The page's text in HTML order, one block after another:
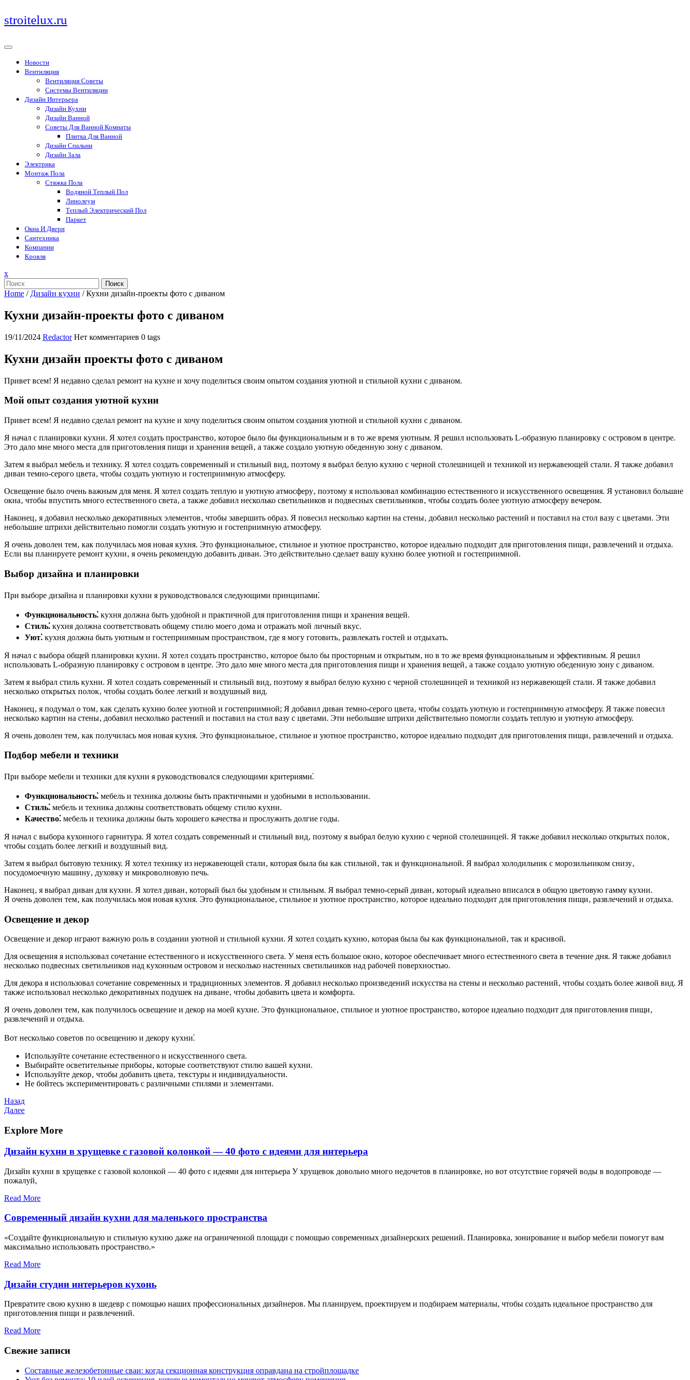
Перейти
к
stroitelux.ru
Новости
Вентиляция
Вентиляция Советы
Системы Вентиляции
Дизайн Интерьера
Дизайн Кухни
Дизайн Ванной
Советы Для Ванной Комнаты
Плитка Для Ванной
Дизайн Спальни
Дизайн Зала
Электрика
Монтаж Пола
Стяжка Пола
Водяной Теплый Пол
Линолеум
Теплый Электрический Пол
Паркет
Окна И Двери
Сантехника
Компании
Кровля
xЗакрыть
меню
Поиск
Home / Дизайн кухни /Кухни дизайн-проекты фото с диваном
Кухни дизайн-проекты фото с диваном
19/11/2024 Redactor Нет комментариев 0 tags
Кухни дизайн проекты фото с диваном
Привет всем! Я недавно сделал ремонт на кухне и хочу поделиться своим опытом создания уютной и стильной кухни с диваном.
Мой опыт создания уютной кухни
Привет всем! Я недавно сделал ремонт на кухне и хочу поделиться своим опытом создания уютной и стильной кухни с диваном.
Я начал с планировки кухни. Я хотел создать пространство‚ которое было бы функциональным и в то же время уютным. Я решил использовать L-образную планировку с островом в центре.
Это дало мне много места для приготовления пищи и хранения вещей‚ а также создало уютную обеденную зону с диваном.
Затем я выбрал мебель и технику. Я хотел создать современный и стильный вид‚ поэтому я выбрал белую кухню с черной столешницей и техникой из нержавеющей стали. Я также добавил
диван темно-серого цвета‚ чтобы создать уютную и гостеприимную атмосферу.
Освещение было очень важным для меня. Я хотел создать теплую и уютную атмосферу‚ поэтому я использовал комбинацию естественного и искусственного освещения. Я установил большие
окна‚ чтобы впустить много естественного света‚ а также добавил несколько светильников и подвесных светильников‚ чтобы создать более уютную атмосферу вечером.
Наконец‚ я добавил несколько декоративных элементов‚ чтобы завершить образ. Я повесил несколько картин на стены‚ добавил несколько растений и поставил на стол вазу с цветами. Эти
небольшие штрихи действительно помогли создать уютную и гостеприимную атмосферу.
Я очень доволен тем‚ как получилась моя новая кухня. Это функциональное‚ стильное и уютное пространство‚ которое идеально подходит для приготовления пищи‚ развлечений и отдыха.
Если вы планируете ремонт кухни‚ я очень рекомендую добавить диван. Это действительно сделает вашу кухню более уютной и гостеприимной.
Выбор дизайна и планировки
При выборе дизайна и планировки кухни я руководствовался следующими принципами⁚
Функциональность⁚ кухня должна быть удобной и практичной для приготовления пищи и хранения вещей.
Стиль⁚ кухня должна соответствовать общему стилю моего дома и отражать мой личный вкус.
Уют⁚ кухня должна быть уютным и гостеприимным пространством‚ где я могу готовить‚ развлекать гостей и отдыхать.
Я начал с выбора общей планировки кухни. Я хотел создать пространство‚ которое было бы просторным и открытым‚ но в то же время функциональным и эффективным. Я решил
использовать L-образную планировку с островом в центре. Это дало мне много места для приготовления пищи и хранения вещей‚ а также создало уютную обеденную зону с диваном.
Затем я выбрал стиль кухни. Я хотел создать современный и стильный вид‚ поэтому я выбрал белую кухню с черной столешницей и техникой из нержавеющей стали. Я также добавил
несколько открытых полок‚ чтобы создать более легкий и воздушный вид.
Наконец‚ я подумал о том‚ как сделать кухню более уютной и гостеприимной; Я добавил диван темно-серого цвета‚ чтобы создать уютную и гостеприимную атмосферу. Я также повесил
несколько картин на стены‚ добавил несколько растений и поставил на стол вазу с цветами. Эти небольшие штрихи действительно помогли создать теплую и уютную атмосферу.
Я очень доволен тем‚ как получилась моя новая кухня. Это функциональное‚ стильное и уютное пространство‚ которое идеально подходит для приготовления пищи‚ развлечений и отдыха.
Подбор мебели и техники
При выборе мебели и техники для кухни я руководствовался следующими критериями⁚
Функциональность⁚ мебель и техника должны быть практичными и удобными в использовании.
Стиль⁚ мебель и техника должны соответствовать общему стилю кухни.
Качество⁚ мебель и техника должны быть хорошего качества и прослужить долгие годы.
Я начал с выбора кухонного гарнитура. Я хотел создать современный и стильный вид‚ поэтому я выбрал белую кухню с черной столешницей. Я также добавил несколько открытых полок‚
чтобы создать более легкий и воздушный вид.
Затем я выбрал бытовую технику. Я хотел технику из нержавеющей стали‚ которая была бы как стильной‚ так и функциональной. Я выбрал холодильник с морозильником снизу‚
посудомоечную машину‚ духовку и микроволновую печь.
Наконец‚ я выбрал диван для кухни. Я хотел диван‚ который был бы удобным и стильным. Я выбрал темно-серый диван‚ который идеально вписался в общую цветовую гамму кухни.
Я очень доволен тем‚ как получилась моя новая кухня. Это функциональное‚ стильное и уютное пространство‚ которое идеально подходит для приготовления пищи‚ развлечений и отдыха.
Освещение и декор
Освещение и декор играют важную роль в создании уютной и стильной кухни. Я хотел создать кухню‚ которая была бы как функциональной‚ так и красивой.
Для освещения я использовал сочетание естественного и искусственного света. У меня есть большое окно‚ которое обеспечивает много естественного света в течение дня. Я также добавил
несколько подвесных светильников над кухонным островом и несколько настенных светильников над рабочей поверхностью.
Для декора я использовал сочетание современных и традиционных элементов. Я добавил несколько произведений искусства на стены и несколько растений‚ чтобы создать более живой вид. Я
также использовал несколько декоративных подушек на диване‚ чтобы добавить цвета и комфорта.
Я очень доволен тем‚ как получилось освещение и декор на моей кухне. Это функциональное‚ стильное и уютное пространство‚ которое идеально подходит для приготовления пищи‚
развлечений и отдыха.
Вот несколько советов по освещению и декору кухни⁚
Используйте сочетание естественного и искусственного света.
Выбирайте осветительные приборы‚ которые соответствуют стилю вашей кухни.
Используйте декор‚ чтобы добавить цвета‚ текстуры и индивидуальности.
Не бойтесь экспериментировать с различными стилями и элементами.
Навигация
по
записям
Предыдущая
запись
Назад
Следующая
Далее
Explore More
Дизайн кухни в хрущевке с газовой колонкой — 40 фото с идеями для интерьера
Дизайн кухни в хрущевке с газовой колонкой — 40 фото с идеями для интерьера У хрущевок довольно много недочетов в планировке, но вот отсутствие горячей воды в водопроводе —
пожалуй,
Read More
Современный дизайн кухни для маленького пространства
«Создайте функциональную и стильную кухню даже на ограниченной площади с помощью современных дизайнерских решений. Планировка, зонирование и выбор мебели помогут вам
максимально использовать пространство.»
Read More
Дизайн студии интерьеров кухонь
Превратите свою кухню в шедевр с помощью наших профессиональных дизайнеров. Мы планируем, проектируем и подбираем материалы, чтобы создать идеальное пространство для
приготовления пищи и развлечений.
Read More
Свежие записи
Составные железобетонные сваи: когда секционная конструкция оправдана на стройплощадке